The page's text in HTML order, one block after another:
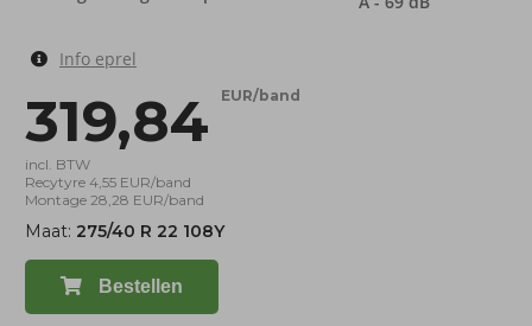
Info eprel
319,84 EUR/band
incl. BTW
Recytyre 4,55 EUR/band
Montage 28,28 EUR/band
Maat: 275/40 R 22 108Y
Bestellen